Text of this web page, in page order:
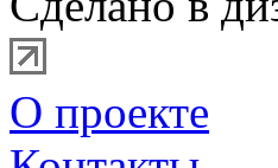
О проекте